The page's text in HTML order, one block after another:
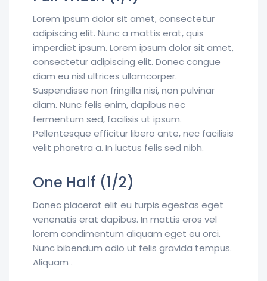
Lorem ipsum dolor sit amet, consectetur
adipiscing elit. Nunc a mattis erat, quis
imperdiet ipsum. Lorem ipsum dolor sit amet,
consectetur adipiscing elit. Donec congue
diam eu nisl ultrices ullamcorper.
Suspendisse non fringilla nisi, non pulvinar
diam. Nunc felis enim, dapibus nec
fermentum sed, facilisis ut ipsum.
Pellentesque efficitur libero ante, nec facilisis
velit pharetra a. In luctus felis sed nibh.
One Half (1/2)
Donec placerat elit eu turpis egestas eget
venenatis erat dapibus. In mattis eros vel
lorem condimentum aliquam eget eu orci.
Nunc bibendum odio ut felis gravida tempus.
Aliquam .